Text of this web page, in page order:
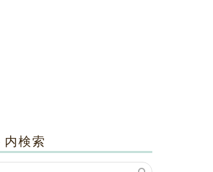
検索